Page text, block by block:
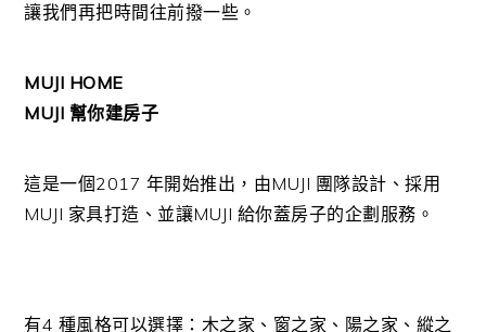
讓我們再把時間往前撥一些。
MUJI HOME
MUJI 幫你建房子
這是一個2017 年開始推出，由MUJI 團隊設計、採用
MUJI 家具打造、並讓MUJI 給你蓋房子的企劃服務。
有4 種風格可以選擇：木之家、窗之家、陽之家、縱之